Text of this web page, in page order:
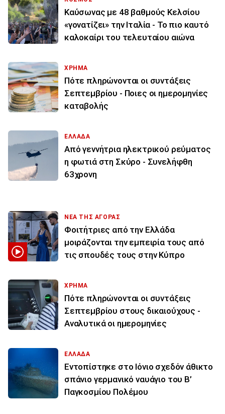
Καύσωνας με 48 βαθμούς Κελσίου
«γονατίζει» την Ιταλία - Το πιο καυτό
καλοκαίρι του τελευταίου αιώνα
ΧΡΗΜΑ
Πότε πληρώνονται οι συντάξεις
Σεπτεμβρίου - Ποιες οι ημερομηνίες
καταβολής
ΕΛΛΑΔΑ
Από γεννήτρια ηλεκτρικού ρεύματος
η φωτιά στη Σκύρο - Συνελήφθη
63χρονη
ΝΕΑ ΤΗΣ ΑΓΟΡΑΣ
Φοιτήτριες από την Ελλάδα
μοιράζονται την εμπειρία τους από
τις σπουδές τους στην Κύπρο
ΧΡΗΜΑ
Πότε πληρώνονται οι συντάξεις
Σεπτεμβρίου στους δικαιούχους -
Αναλυτικά οι ημερομηνίες
ΕΛΛΑΔΑ
Εντοπίστηκε στο Ιόνιο σχεδόν άθικτο
σπάνιο γερμανικό ναυάγιο του Β’
Παγκοσμίου Πολέμου